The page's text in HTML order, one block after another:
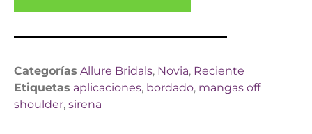
Categorías Allure Bridals, Novia, Reciente
Etiquetas aplicaciones, bordado, mangas off
shoulder, sirena